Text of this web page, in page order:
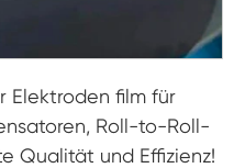
Elektroden film für
Roll-to-Roll-
Qualität und Effizienz!